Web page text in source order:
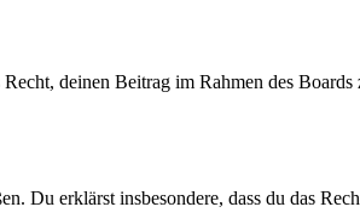
deinen Beitrag im Rahmen des Boards
Du erklärst insbesondere, dass du das